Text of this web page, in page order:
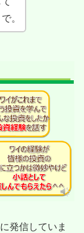
。
発信していま